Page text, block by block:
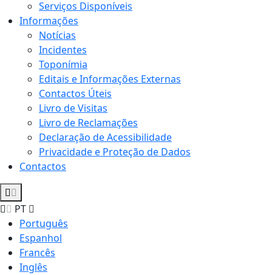
Serviços Disponíveis
Informações
Notícias
Incidentes
Toponímia
Editais e Informações Externas
Contactos Úteis
Livro de Visitas
Livro de Reclamações
Declaração de Acessibilidade
Privacidade e Proteção de Dados
Contactos
PT
Português
Espanhol
Francês
Inglês